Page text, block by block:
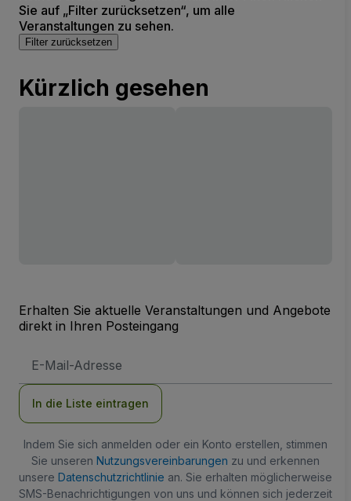
Sie auf „Filter zurücksetzen“, um alle
Veranstaltungen zu sehen.
Filter zurücksetzen
Kürzlich gesehen
Erhalten Sie aktuelle Veranstaltungen und Angebote
direkt in Ihren Posteingang
Mail-
In die Liste eintragen
Indem Sie sich anmelden oder ein Konto erstellen, stimmen
Sie unseren Nutzungsvereinbarungen zu und erkennen
unsere Datenschutzrichtlinie an. Sie erhalten möglicherweise
SMS-Benachrichtigungen von uns und können sich jederzeit